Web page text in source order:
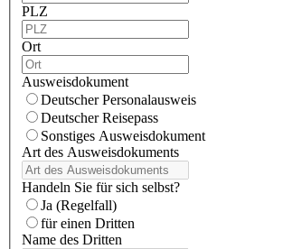
PLZ
Ort
Ausweisdokument
Deutscher Personalausweis
Deutscher Reisepass
Sonstiges Ausweisdokument
Art des Ausweisdokuments
Handeln Sie für sich selbst?
Ja (Regelfall)
für einen Dritten
Name des Dritten